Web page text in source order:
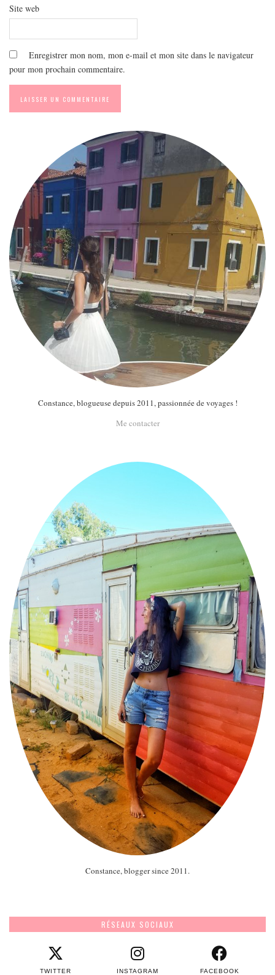
PARUTIONS ET PARTENARIATS
Site web
Enregistrer mon nom, mon e-mail et mon site dans le navigateur
pour mon prochain commentaire.
Constance, blogueuse depuis 2011, passionnée de voyages !
Me contacter
Constance, blogger since 2011.
RÉSEAUX SOCIAUX
TWITTER INSTAGRAM FACEBOOK